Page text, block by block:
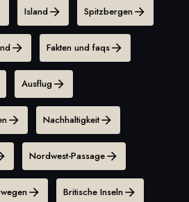
Island Spitzbergen
Fakten und faqs
Ausflug
Nachhaltigkeit
Nordwest-Passage
Britische Inseln